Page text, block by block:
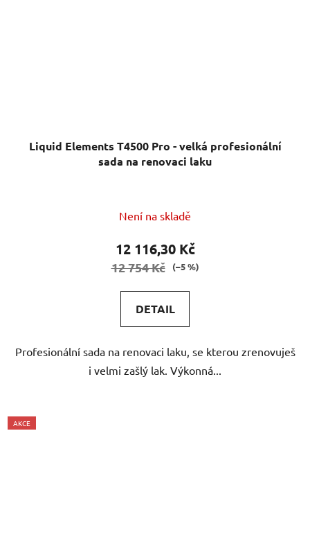
Liquid Elements T4500 Pro - velká profesionální
sada na renovaci laku
Není na skladě
12 116,30 Kč
12 754 Kč (–5 %)
DETAIL
Profesionální sada na renovaci laku, se kterou zrenovuješ
i velmi zašlý lak. Výkonná...
AKCE